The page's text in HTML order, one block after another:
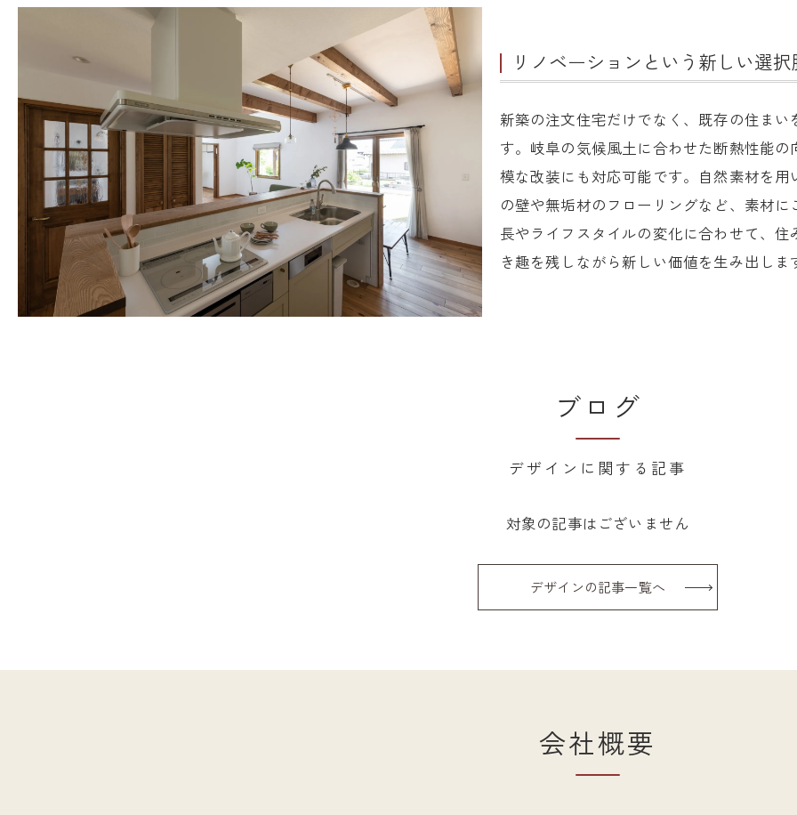
リノベーションという新しい選択
新築の注文住宅だけでなく、既存の住ま
す。岐阜の気候風土に合わせた断熱性能
模な改装にも対応可能です。自然素材を
の壁や無垢材のフローリングなど、素材
長やライフスタイルの変化に合わせて、
き趣を残しながら新しい価値を生み出しま
ブログ
デザインに関する記事
対象の記事はございません
デザインの記事一覧へ
会社概要